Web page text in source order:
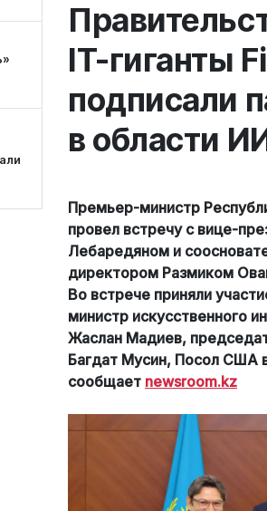
IT-гиганты
подписали
в области
Премьер-министр
провел встречу с вице-
Лебаредяном и
директором Размиком
Во встрече приняли
министр искусственного
Жаслан Мадиев,
Багдат Мусин, Посол США
сообщает newsroom.kz